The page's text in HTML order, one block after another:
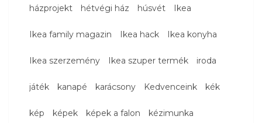
házprojekt hétvégi ház húsvét Ikea
Ikea family magazin Ikea hack Ikea konyha
Ikea szerzemény Ikea szuper termék iroda
játék kanapé karácsony Kedvenceink kék
kép képek képek a falon kézimunka